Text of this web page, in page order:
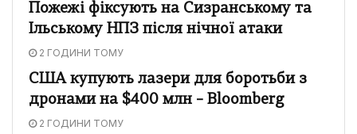
Пожежі фіксують на Сизранському та
Ільському НПЗ після нічної атаки
2 ГОДИНИ ТОМУ
США купують лазери для боротьби з
дронами на $400 млн – Bloomberg
2 ГОДИНИ ТОМУ